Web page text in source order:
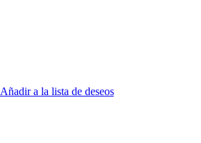
Añadir a la lista de deseos